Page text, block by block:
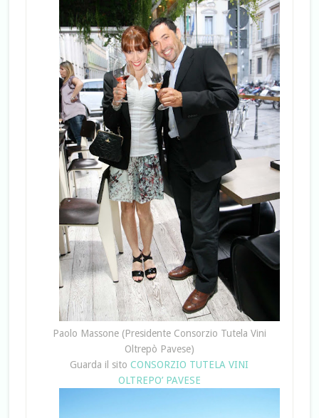
Paolo Massone (Presidente Consorzio Tutela Vini
Oltrepò Pavese)
Guarda il sitoCONSORZIO TUTELA VINI
OLTREPO’ PAVESE